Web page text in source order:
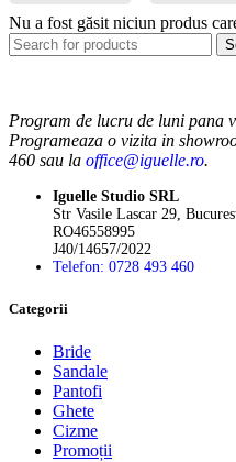
Nu a fost găsit niciun produs
Program de lucru de luni pana
Programeaza o vizita in
460 sau la office@iguelle.ro.
Iguelle Studio SRL
Str Vasile Lascar 29,
RO46558995
J40/14657/2022
Telefon: 0728 493 460
Categorii
Bride
Sandale
Pantofi
Ghete
Cizme
Promoții